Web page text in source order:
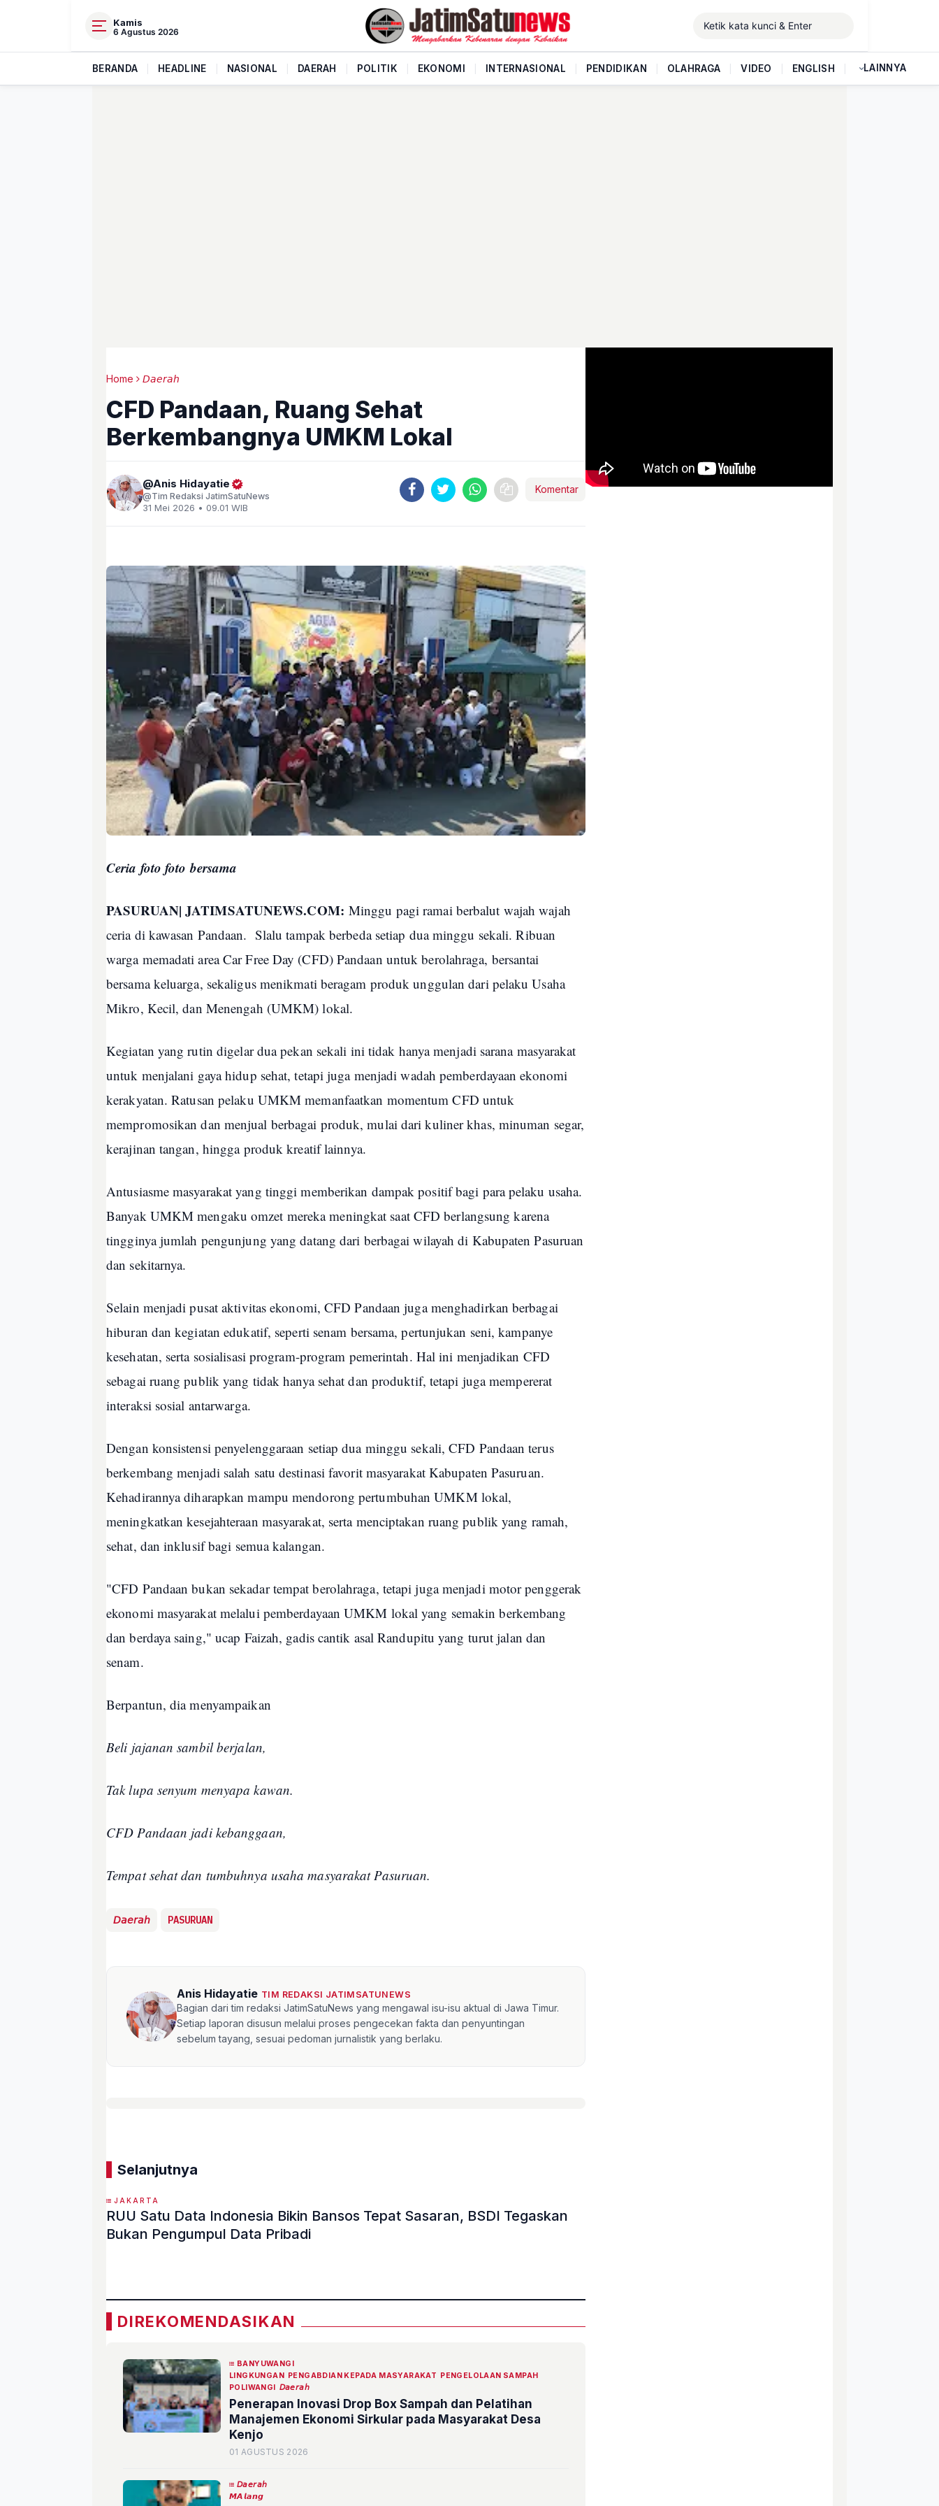
Kamis
6 Agustus 2026
BERANDA HEADLINE NASIONAL DAERAH POLITIK EKONOMI INTERNASIONAL PENDIDIKAN OLAHRAGA VIDEO ENGLISH LAINNYA
Home 𝘋𝘢𝘦𝘳𝘢𝘩
CFD Pandaan, Ruang Sehat
Berkembangnya UMKM Lokal
Anis Hidayatie
Tim Redaksi JatimSatuNews
31 Mei 2026 • 09.01 WIB
Komentar
Ceria foto foto bersama
PASURUAN| JATIMSATUNEWS.COM: Minggu pagi ramai berbalut wajah wajah
ceria di kawasan Pandaan. Slalu tampak berbeda setiap dua minggu sekali. Ribuan
warga memadati area Car Free Day (CFD) Pandaan untuk berolahraga, bersantai
bersama keluarga, sekaligus menikmati beragam produk unggulan dari pelaku Usaha
Mikro, Kecil, dan Menengah (UMKM) lokal.
Kegiatan yang rutin digelar dua pekan sekali ini tidak hanya menjadi sarana masyarakat
untuk menjalani gaya hidup sehat, tetapi juga menjadi wadah pemberdayaan ekonomi
kerakyatan. Ratusan pelaku UMKM memanfaatkan momentum CFD untuk
mempromosikan dan menjual berbagai produk, mulai dari kuliner khas, minuman segar,
kerajinan tangan, hingga produk kreatif lainnya.
Antusiasme masyarakat yang tinggi memberikan dampak positif bagi para pelaku usaha.
Banyak UMKM mengaku omzet mereka meningkat saat CFD berlangsung karena
tingginya jumlah pengunjung yang datang dari berbagai wilayah di Kabupaten Pasuruan
dan sekitarnya.
Selain menjadi pusat aktivitas ekonomi, CFD Pandaan juga menghadirkan berbagai
hiburan dan kegiatan edukatif, seperti senam bersama, pertunjukan seni, kampanye
kesehatan, serta sosialisasi program-program pemerintah. Hal ini menjadikan CFD
sebagai ruang publik yang tidak hanya sehat dan produktif, tetapi juga mempererat
interaksi sosial antarwarga.
Dengan konsistensi penyelenggaraan setiap dua minggu sekali, CFD Pandaan terus
berkembang menjadi salah satu destinasi favorit masyarakat Kabupaten Pasuruan.
Kehadirannya diharapkan mampu mendorong pertumbuhan UMKM lokal,
meningkatkan kesejahteraan masyarakat, serta menciptakan ruang publik yang ramah,
sehat, dan inklusif bagi semua kalangan.
"CFD Pandaan bukan sekadar tempat berolahraga, tetapi juga menjadi motor penggerak
ekonomi masyarakat melalui pemberdayaan UMKM lokal yang semakin berkembang
dan berdaya saing," ucap Faizah, gadis cantik asal Randupitu yang turut jalan dan
senam.
Berpantun, dia menyampaikan
Beli jajanan sambil berjalan,
Tak lupa senyum menyapa kawan.
CFD Pandaan jadi kebanggaan,
Tempat sehat dan tumbuhnya usaha masyarakat Pasuruan.
𝘋𝘢𝘦𝘳𝘢𝘩 PASURUAN
Anis Hidayatie TIM REDAKSI JATIMSATUNEWS
Bagian dari tim redaksi JatimSatuNews yang mengawal isu-isu aktual di Jawa Timur.
Setiap laporan disusun melalui proses pengecekan fakta dan penyuntingan
sebelum tayang, sesuai pedoman jurnalistik yang berlaku.
Selanjutnya
JAKARTA
RUU Satu Data Indonesia Bikin Bansos Tepat Sasaran, BSDI Tegaskan
Bukan Pengumpul Data Pribadi
DIREKOMENDASIKAN
BANYUWANGI
LINGKUNGAN
PENGABDIAN KEPADA MASYARAKAT
PENGELOLAAN SAMPAH
POLIWANGI
𝘋𝘢𝘦𝘳𝘢𝘩
Penerapan Inovasi Drop Box Sampah dan Pelatihan
Manajemen Ekonomi Sirkular pada Masyarakat Desa
Kenjo
01 AGUSTUS 2026
𝘋𝘢𝘦𝘳𝘢𝘩
𝙈𝘼𝙡𝙖𝙣𝙜